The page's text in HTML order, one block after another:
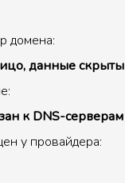
домена:
данные скрыты
к DNS-серверам
у провайдера: